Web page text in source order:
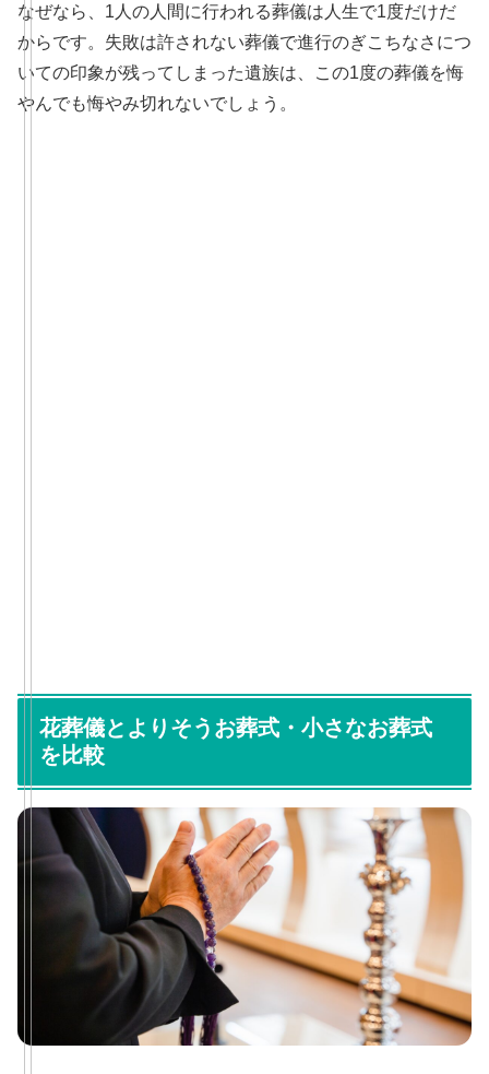
なぜなら、1人の人間に行われる葬儀は人生で1度だけだ
からです。失敗は許されない葬儀で進行のぎこちなさにつ
いての印象が残ってしまった遺族は、この1度の葬儀を悔
やんでも悔やみ切れないでしょう。
花葬儀とよりそうお葬式・小さなお葬式
を比較